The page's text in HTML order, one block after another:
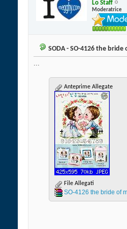
Lo Staff
Moderatrice
SODA - SO-4126 the bride
...
Anteprime Allegate
File Allegati
SO-4126 the bride of